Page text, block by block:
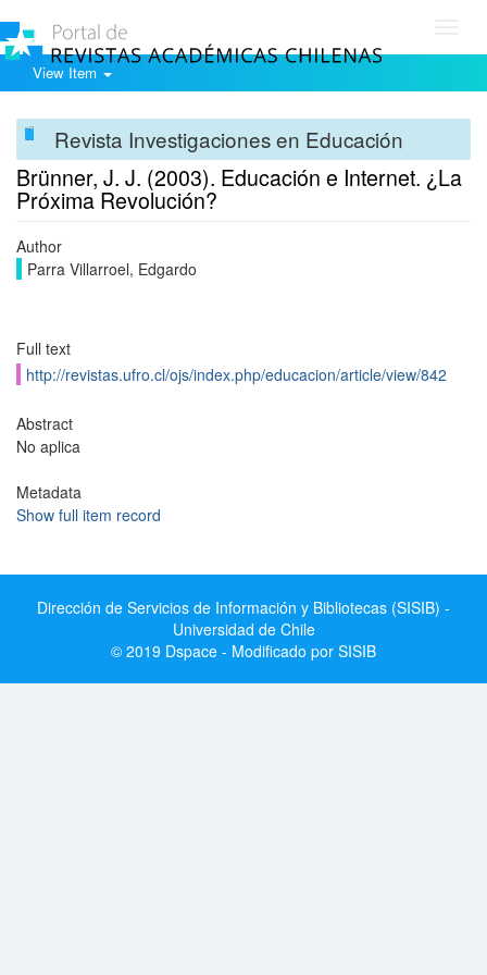
View Item
Revista Investigaciones en Educación
Brünner, J. J. (2003). Educación e Internet. ¿La
Próxima Revolución?
Author
Parra Villarroel, Edgardo
Full text
http://revistas.ufro.cl/ojs/index.php/educacion/article/view/842
Abstract
No aplica
Metadata
Show full item record
Dirección de Servicios de Información y Bibliotecas (SISIB) -
Universidad de Chile
© 2019 Dspace - Modificado por SISIB